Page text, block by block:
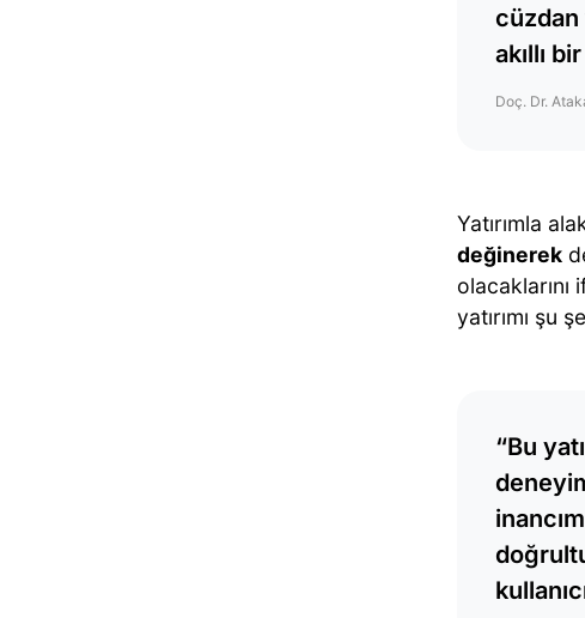
cüzdan
akıllı
Doç. Dr.
Yatırımla
değinerek
olacaklarını
yatırımı şu
“Bu